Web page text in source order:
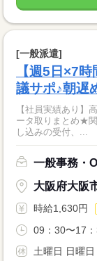
[一般派遣]
【週5日×7
議サポ♪朝遅
【社員実績あり
ータ取りまとめ★
し込みの受付、...
一般事務・
大阪府大阪
時給1,630円
09：30〜17
土曜日 日曜日